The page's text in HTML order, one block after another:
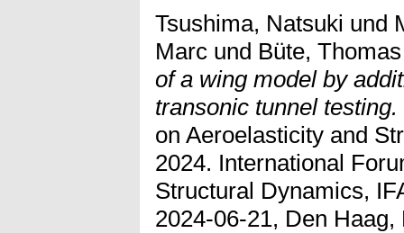
Tsushima, Natsuki und
Marc und Büte, Thomas
of a wing model by
transonic tunnel testing.
on Aeroelasticity and
2024. International
Structural Dynamics,
2024-06-21, Den Haag,